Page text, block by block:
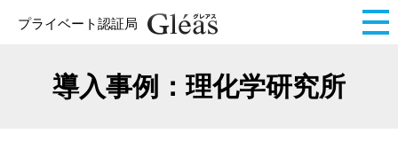
プライベート認証局
導入事例：理化学研究所